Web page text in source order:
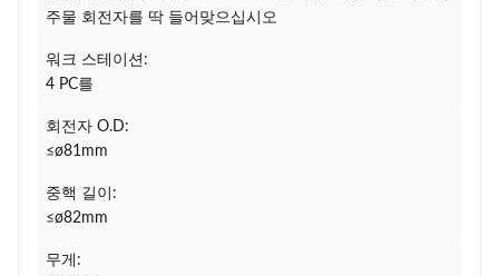
주물 회전자를 딱 들어맞으십시오
워크 스테이션:
4 PC를
회전자 O.D:
≤ø81mm
중핵 길이:
≤ø82mm
무게: